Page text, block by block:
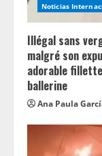
Noticias
Illégal sans
malgré son
adorable
ballerine
Ana Paula